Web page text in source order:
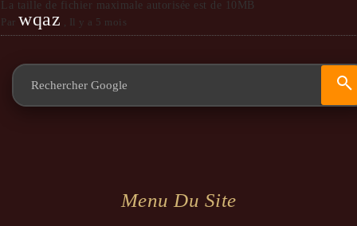
La taille de fichier maximale autorisée est de 10MB
Par wqaz , Il y a 5 mois
Menu Du Site